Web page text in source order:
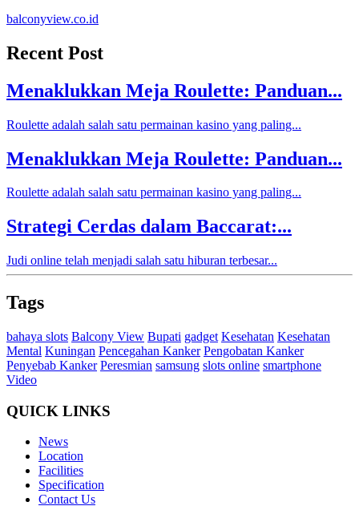
balconyview.co.id
Recent Post
Menaklukkan Meja Roulette: Panduan...
Roulette adalah salah satu permainan kasino yang paling...
Menaklukkan Meja Roulette: Panduan...
Roulette adalah salah satu permainan kasino yang paling...
Strategi Cerdas dalam Baccarat:...
Judi online telah menjadi salah satu hiburan terbesar...
Tags
bahaya slots Balcony View Bupati gadget Kesehatan Kesehatan
Mental Kuningan Pencegahan Kanker Pengobatan Kanker
Penyebab Kanker Peresmian samsung slots online smartphone
Video
QUICK LINKS
News
Location
Facilities
Specification
Contact Us